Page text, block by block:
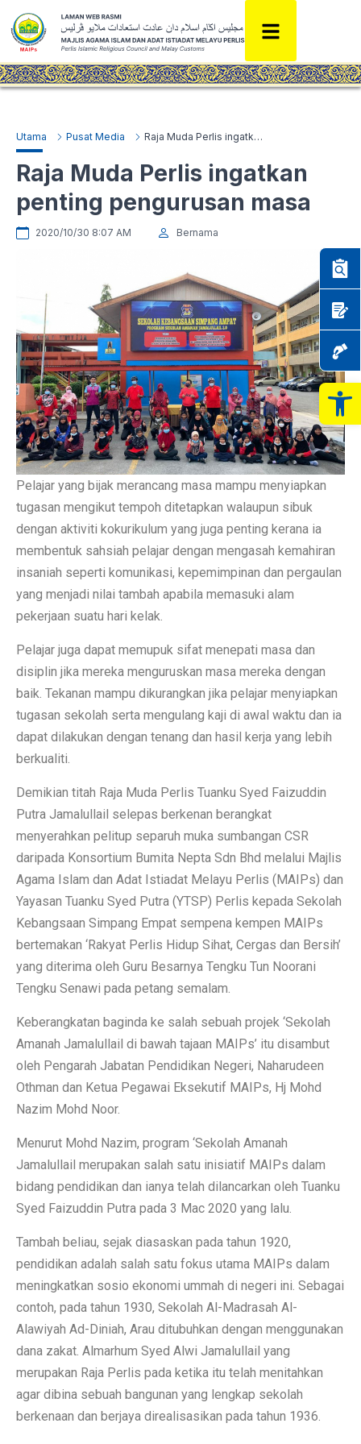
Utama Pusat Media Raja Muda Perlis ingatkan penting pengurusan masa
Raja Muda Perlis ingatkan
penting pengurusan masa
2020/10/30 8:07 AM Bernama
Pelajar yang bijak merancang masa mampu menyiapkan
tugasan mengikut tempoh ditetapkan walaupun sibuk
dengan aktiviti kokurikulum yang juga penting kerana ia
membentuk sahsiah pelajar dengan mengasah kemahiran
insaniah seperti komunikasi, kepemimpinan dan pergaulan
yang menjadi nilai tambah apabila memasuki alam
pekerjaan suatu hari kelak.
Pelajar juga dapat memupuk sifat menepati masa dan
disiplin jika mereka menguruskan masa mereka dengan
baik. Tekanan mampu dikurangkan jika pelajar menyiapkan
tugasan sekolah serta mengulang kaji di awal waktu dan ia
dapat dilakukan dengan tenang dan hasil kerja yang lebih
berkualiti.
Demikian titah Raja Muda Perlis Tuanku Syed Faizuddin
Putra Jamalullail selepas berkenan berangkat
menyerahkan pelitup separuh muka sumbangan CSR
daripada Konsortium Bumita Nepta Sdn Bhd melalui Majlis
Agama Islam dan Adat Istiadat Melayu Perlis (MAIPs) dan
Yayasan Tuanku Syed Putra (YTSP) Perlis kepada Sekolah
Kebangsaan Simpang Empat sempena kempen MAIPs
bertemakan ‘Rakyat Perlis Hidup Sihat, Cergas dan Bersih’
yang diterima oleh Guru Besarnya Tengku Tun Noorani
Tengku Senawi pada petang semalam.
Keberangkatan baginda ke salah sebuah projek ‘Sekolah
Amanah Jamalullail di bawah tajaan MAIPs’ itu disambut
oleh Pengarah Jabatan Pendidikan Negeri, Naharudeen
Othman dan Ketua Pegawai Eksekutif MAIPs, Hj Mohd
Nazim Mohd Noor.
Menurut Mohd Nazim, program ‘Sekolah Amanah
Jamalullail merupakan salah satu inisiatif MAIPs dalam
bidang pendidikan dan ianya telah dilancarkan oleh Tuanku
Syed Faizuddin Putra pada 3 Mac 2020 yang lalu.
Tambah beliau, sejak diasaskan pada tahun 1920,
pendidikan adalah salah satu fokus utama MAIPs dalam
meningkatkan sosio ekonomi ummah di negeri ini. Sebagai
contoh, pada tahun 1930, Sekolah Al-Madrasah Al-
Alawiyah Ad-Diniah, Arau ditubuhkan dengan menggunakan
dana zakat. Almarhum Syed Alwi Jamalullail yang
merupakan Raja Perlis pada ketika itu telah menitahkan
agar dibina sebuah bangunan yang lengkap sekolah
berkenaan dan berjaya direalisasikan pada tahun 1936.